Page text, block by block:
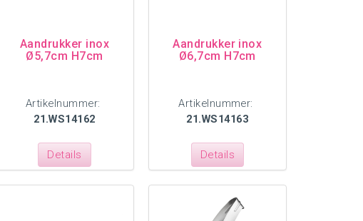
Aandrukker inox
Ø5,7cm H7cm
Artikelnummer:
21.WS14162
Details
Aandrukker inox
Ø6,7cm H7cm
Artikelnummer:
21.WS14163
Details